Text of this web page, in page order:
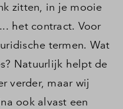
zitten, in je mooie
het contract. Voor
termen. Wat
Natuurlijk helpt de
verder, maar wij
ook alvast een